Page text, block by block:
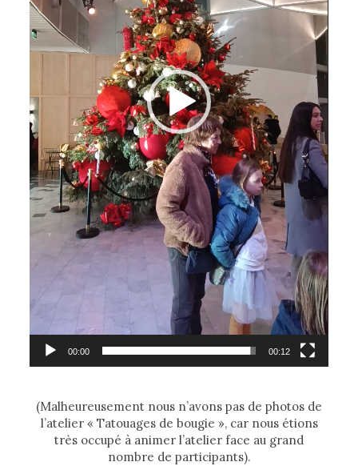
00:00 00:12
(Malheureusement nous n’avons pas de photos de
l’atelier « Tatouages de bougie », car nous étions
très occupé à animer l’atelier face au grand
nombre de participants).